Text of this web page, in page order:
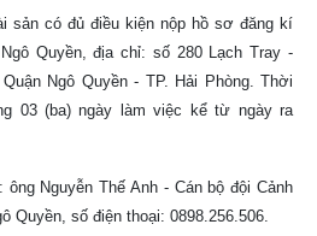
sản có đủ điều kiện nộp hồ sơ đăng kí
Quyền, địa chỉ: số 280 Lạch Tray -
Ngô Quyền - TP. Hải Phòng. Thời
03 (ba) ngày làm việc kể từ ngày ra
Nguyễn Thế Anh - Cán bộ đội Cảnh
Quyền, số điện thoại: 0898.256.506.